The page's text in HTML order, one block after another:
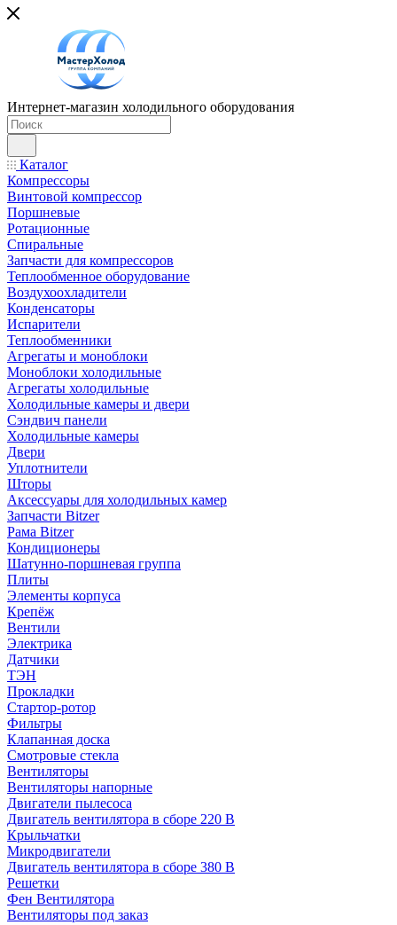
Интернет-магазин холодильного оборудования
Каталог
Компрессоры
Винтовой компрессор
Поршневые
Ротационные
Спиральные
Запчасти для компрессоров
Теплообменное оборудование
Воздухоохладители
Конденсаторы
Испарители
Теплообменники
Агрегаты и моноблоки
Моноблоки холодильные
Агрегаты холодильные
Холодильные камеры и двери
Сэндвич панели
Холодильные камеры
Двери
Уплотнители
Шторы
Аксессуары для холодильных камер
Запчасти Bitzer
Рама Bitzer
Кондиционеры
Шатунно-поршневая группа
Плиты
Элементы корпуса
Крепёж
Вентили
Электрика
Датчики
ТЭН
Прокладки
Стартор-ротор
Фильтры
Клапанная доска
Смотровые стекла
Вентиляторы
Вентиляторы напорные
Двигатели пылесоса
Двигатель вентилятора в сборе 220 В
Крыльчатки
Микродвигатели
Двигатель вентилятора в сборе 380 В
Решетки
Фен Вентилятора
Вентиляторы под заказ